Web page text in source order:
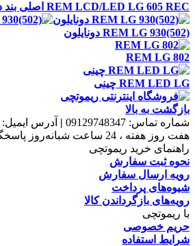
REM LCD/LED LG 605 REC اصلی بند دار
REM LG 930(502) دونايلون
REM LG 802
REM LED LG چينی
بازگشت به بالا
شماره تماس: 09129748347
| آدرس ایمیل:
هفت روز هفته ، 24 ساعت شبانه‌روز پاسخگوی شما هستیم.
راهنمای خرید ریموتچی
نحوه ثبت سفارش
رویه ارسال سفارش
شیوه‌های پرداخت
رویه‌های بازگرداندن کالا
با ریموتچی
حریم خصوصی
شرایط استفاده